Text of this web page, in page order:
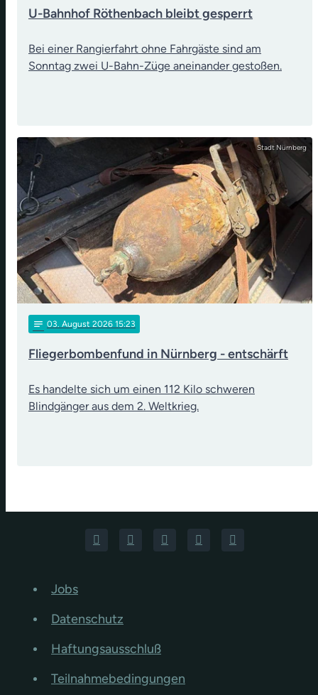
U-Bahnhof Röthenbach bleibt gesperrt
Bei einer Rangierfahrt ohne Fahrgäste sind am
Sonntag zwei U-Bahn-Züge aneinander gestoßen.
Stadt Nürnberg
notes 03. August 2026 15:23
Fliegerbombenfund in Nürnberg - entschärft
Es handelte sich um einen 112 Kilo schweren
Blindgänger aus dem 2. Weltkrieg.
Jobs
Datenschutz
Haftungsausschluß
Teilnahmebedingungen